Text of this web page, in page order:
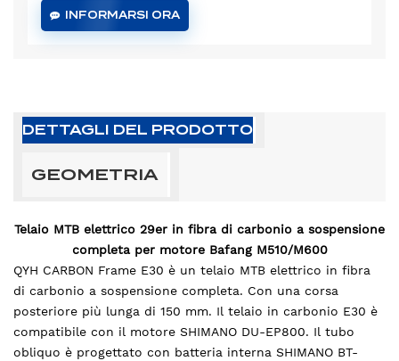
INFORMARSI ORA
DETTAGLI DEL PRODOTTO
GEOMETRIA
Telaio MTB elettrico 29er in fibra di carbonio a sospensione
completa per motore Bafang M510/M600
QYH CARBON Frame E30 è un telaio MTB elettrico in fibra
di carbonio a sospensione completa. Con una corsa
posteriore più lunga di 150 mm. Il telaio in carbonio E30 è
compatibile con il motore SHIMANO DU-EP800. Il tubo
obliquo è progettato con batteria interna SHIMANO BT-